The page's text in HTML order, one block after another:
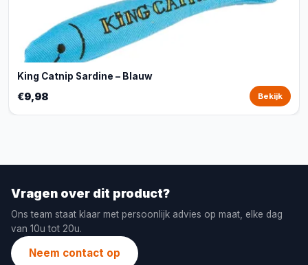
King Catnip Sardine – Blauw
€9,98 Bekijk
Vragen over dit product?
Ons team staat klaar met persoonlijk advies op maat, elke dag
van 10u tot 20u.
Neem contact op